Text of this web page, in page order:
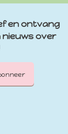
en ontvang
over